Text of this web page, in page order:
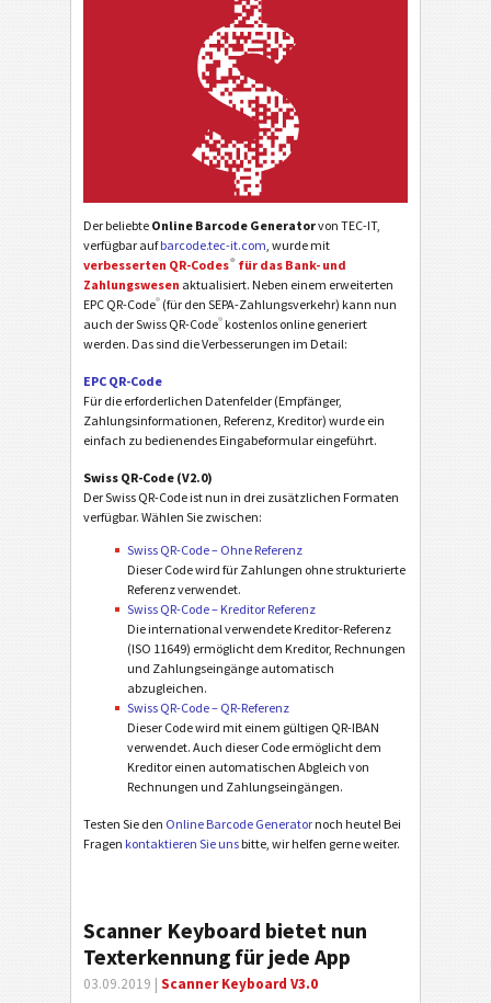
Der beliebte Online Barcode Generatorvon TEC-IT,
verfügbar aufbarcode.tec-it.com, wurde mit
verbesserten QR-Codes® für das Bank- und
Zahlungswesen aktualisiert. Neben einem erweiterten
EPC QR-Code® (für den SEPA-Zahlungsverkehr) kann nun
auch der Swiss QR-Code® kostenlos online generiert
werden. Das sind die Verbesserungen im Detail:
EPC QR-Code
Für die erforderlichen Datenfelder (Empfänger,
Zahlungsinformationen, Referenz, Kreditor) wurde ein
einfach zu bedienendes Eingabeformular eingeführt.
Swiss QR-Code (V2.0)
Der Swiss QR-Code ist nun in drei zusätzlichen Formaten
verfügbar. Wählen Sie zwischen:
Swiss QR-Code – Ohne Referenz
Dieser Code wird für Zahlungen ohne strukturierte
Referenz verwendet.
Swiss QR-Code – Kreditor Referenz
Die international verwendete Kreditor-Referenz
(ISO 11649) ermöglicht dem Kreditor, Rechnungen
und Zahlungseingänge automatisch
abzugleichen.
Swiss QR-Code – QR-Referenz
Dieser Code wird mit einem gültigen QR-IBAN
verwendet. Auch dieser Code ermöglicht dem
Kreditor einen automatischen Abgleich von
Rechnungen und Zahlungseingängen.
Testen Sie den Online Barcode Generator noch heute! Bei
Fragen kontaktieren Sie uns bitte, wir helfen gerne weiter.
Scanner Keyboard bietet nun
Texterkennung für jede App
03.09.2019 | Scanner Keyboard V3.0